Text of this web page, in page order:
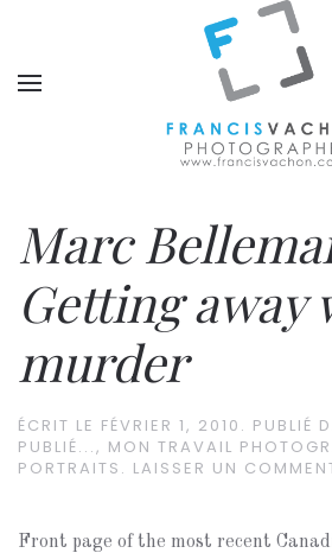
Marc
Getting away
murder
ÉCRIT LE FÉVRIER 1, 2010 . PUBLIÉ
PUBLIÉ..., MON TRAVAIL
PORTRAITS . LAISSER UN
Front page of the most recent